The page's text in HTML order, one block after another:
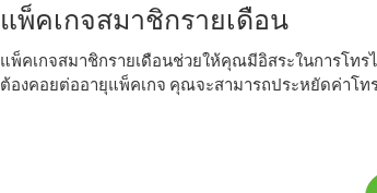
แพ็คเกจสมาชิกรายเดือน
แพ็คเกจสมาชิกรายเดือนช่วยให้คุณมีอิสระในการโท
ต้องคอยต่ออายุแพ็คเกจ คุณจะสามารถประหยัดค่าโ